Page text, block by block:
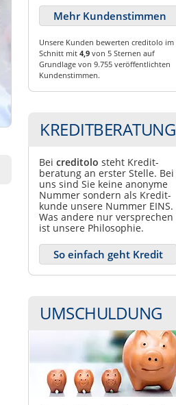
Mehr Kundenstimmen
Unsere Kunden bewerten creditolo im
Schnitt mit 4,9 von 5 Sternen auf
Grundlage von 9.755 veröffentlichten
Kundenstimmen.
KREDITBERATUNG
Bei creditolo steht Kredit­
beratung an erster Stelle. Bei
uns sind Sie keine anonyme
Nummer sondern als Kredit­
kunde unsere Nummer EINS.
Was andere nur ver­sprechen
ist unsere Philosophie.
So einfach geht Kredit
UMSCHULDUNG